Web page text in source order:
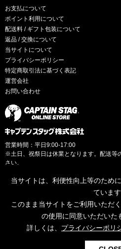
お支払について
ポイント利用について
配送料 / ギフト包装について
返品 / 交換について
当サイトについて
プライバシーポリシー
特定商取引法に基づく表記
運営会社
お問い合わせ
営業時間：平日9:00-17:00
※土日、祝祭日は休業となります。配送等
さい。
当サイトは、利便性向上等のため
ています
このまま当サイトをご利用いただ
の使用に同意いただいた
詳しくは、 プライバシーポリ